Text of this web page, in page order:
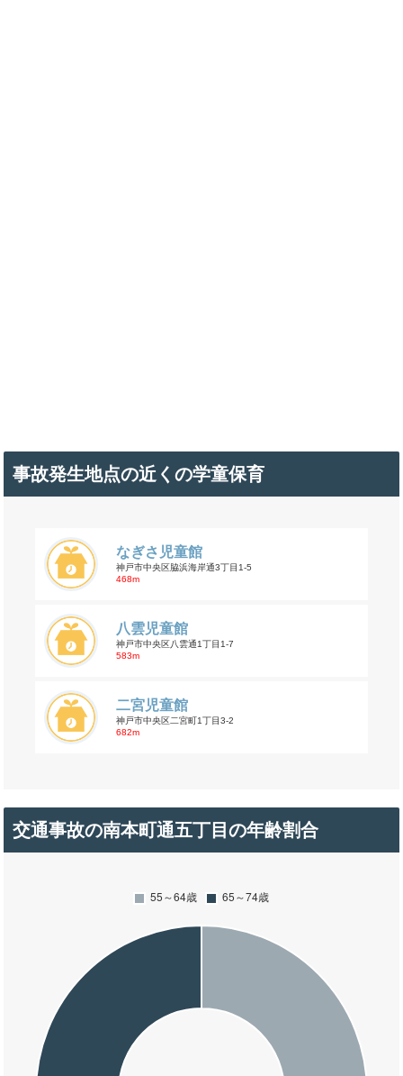
事故発生地点の近くの学童保育
なぎさ児童館
神戸市中央区脇浜海岸通3丁目1-5
468m
八雲児童館
神戸市中央区八雲通1丁目1-7
583m
二宮児童館
神戸市中央区二宮町1丁目3-2
682m
交通事故の南本町通五丁目の年齢割合